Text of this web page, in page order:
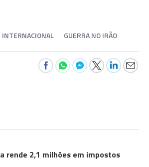
INTERNACIONAL GUERRA NO IRÃO
rende 2,1 milhões em impostos